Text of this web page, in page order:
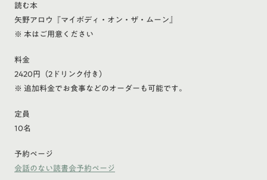
読む本
矢野アロウ『マイボディ・オン・ザ・ムーン』
※ 本はご用意ください
料金
2420円（2ドリンク付き）
※ 追加料金でお食事などのオーダーも可能です。
定員
10名
予約ページ
会話のない読書会予約ページ